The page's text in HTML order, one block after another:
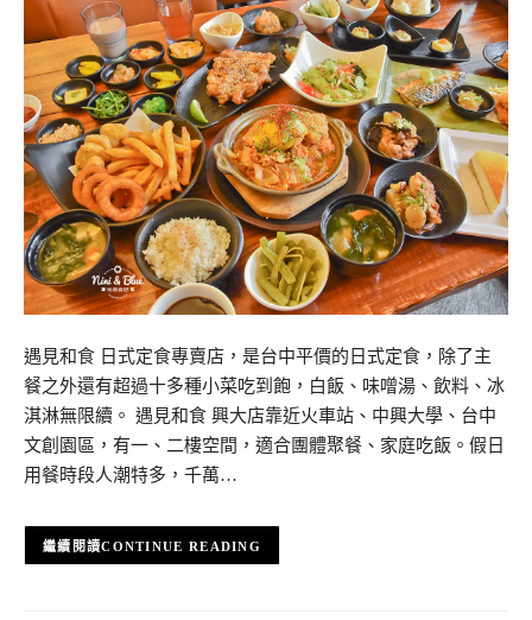
遇見和食 日式定食專賣店，是台中平價的日式定食，除了主
餐之外還有超過十多種小菜吃到飽，白飯、味噌湯、飲料、冰
淇淋無限續。 遇見和食 興大店靠近火車站、中興大學、台中
文創園區，有一、二樓空間，適合團體聚餐、家庭吃飯。假日
用餐時段人潮特多，千萬…
CONTINUE READING